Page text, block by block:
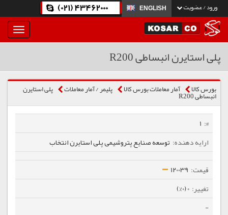
ورود / عضویت ENGLISH
(021) 43462000
بار
و
پلی استایرن انبساطی R200
بورس کالا آمار معاملات بورس کالا پلیمر / آمار معاملات پلی استایرن
انبساطی R200
1
توسعه صنایع پتروشیمی پلی استایرن انتخاب
120039
0 (0%)
-